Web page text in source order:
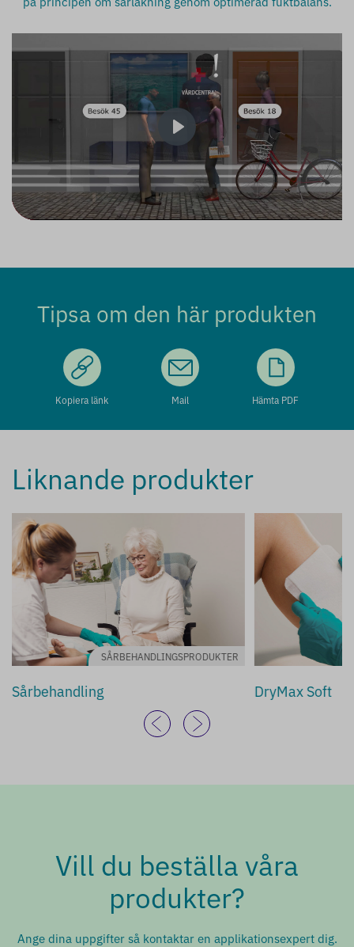
Play
Tipsa om den här produkten
Kopiera länk Mail Hämta PDF
Liknande produkter
SÅRBEHANDLINGSPRODUKTER
Sårbehandling DryMax Soft
Vill du beställa våra
produkter?
Ange dina uppgifter så kontaktar en applikationsexpert dig.